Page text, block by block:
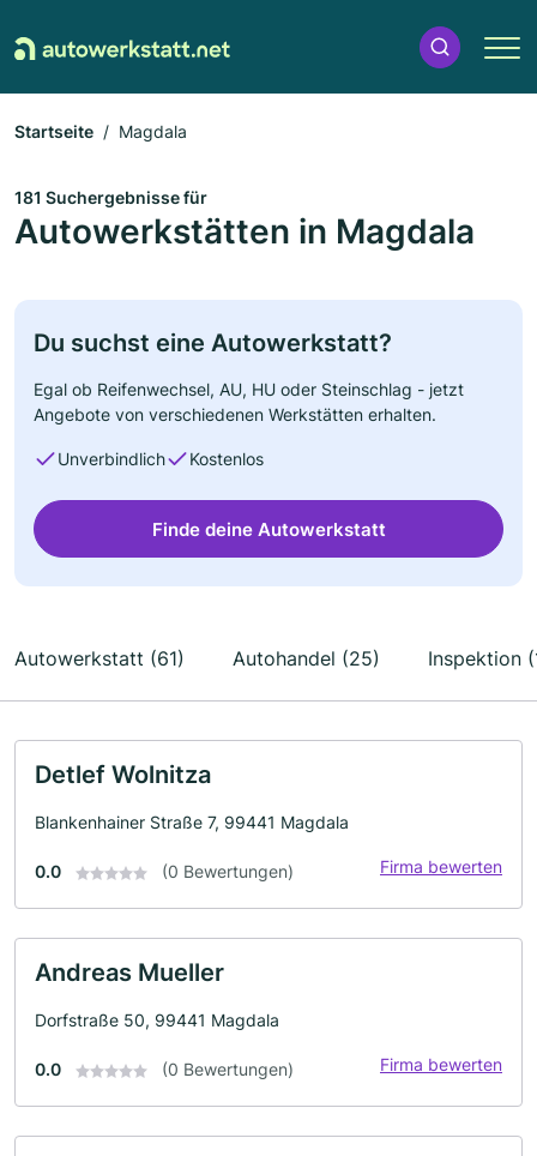
Startseite Magdala
181 Suchergebnisse für
Autowerkstätten in Magdala
Du suchst eine Autowerkstatt?
Egal ob Reifenwechsel, AU, HU oder Steinschlag - jetzt
Angebote von verschiedenen Werkstätten erhalten.
Unverbindlich Kostenlos
Finde deine Autowerkstatt
Autowerkstatt (61) Autohandel (25) Inspektion
Detlef Wolnitza
Blankenhainer Straße 7, 99441 Magdala
0.0 (0 Bewertungen) Firma bewerten
Andreas Mueller
Dorfstraße 50, 99441 Magdala
0.0 (0 Bewertungen) Firma bewerten